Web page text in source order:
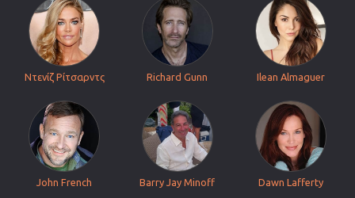
Ντενίζ Ρίτσαρντς Richard Gunn Ilean Almaguer
John French Barry Jay Minoff Dawn Lafferty